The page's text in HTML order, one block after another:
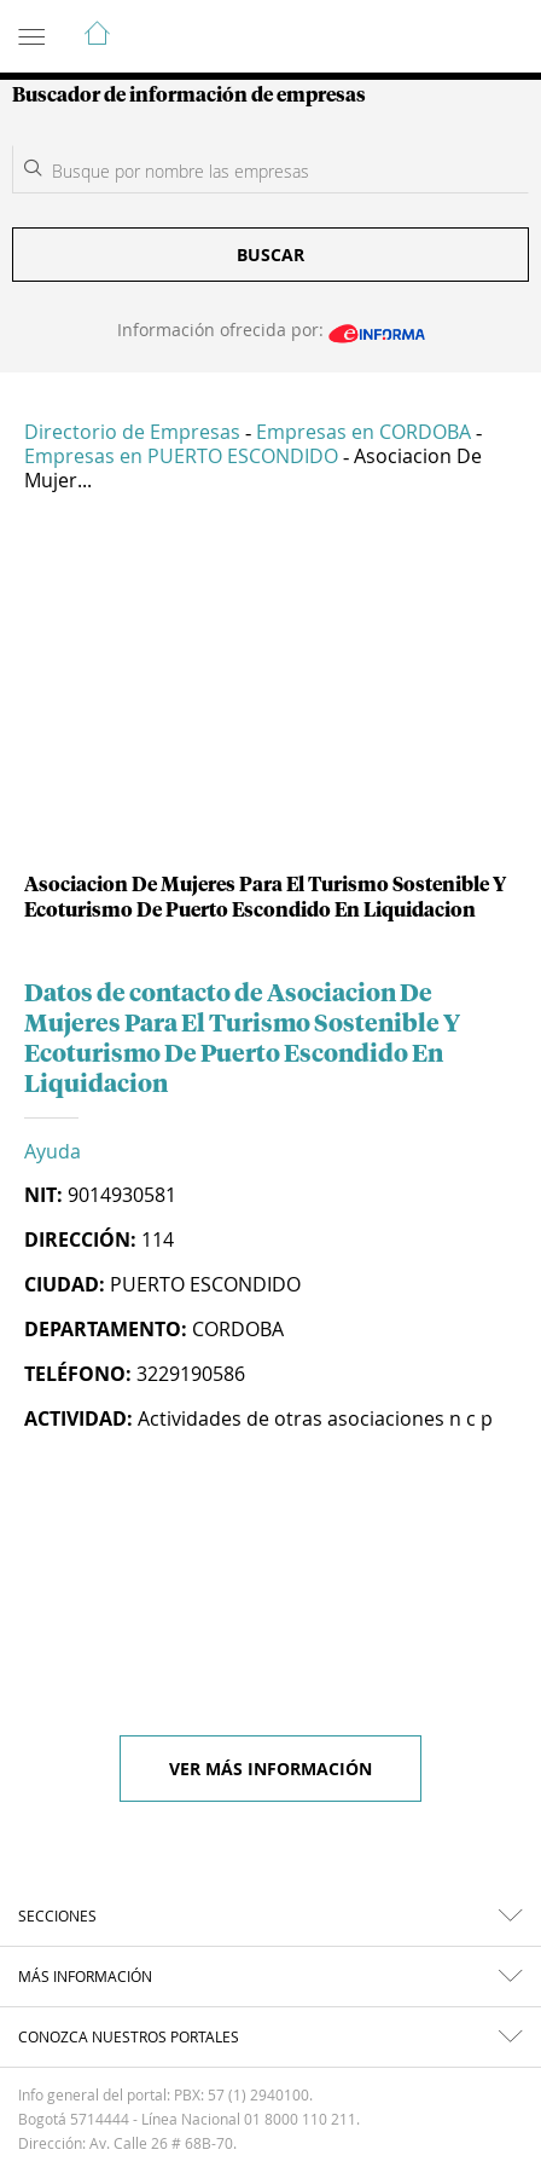
Guía de Empresas Colombianas
Buscador de información de empresas
BUSCAR
Información ofrecida por:
Directorio de Empresas - Empresas en CORDOBA -
Empresas en PUERTO ESCONDIDO - Asociacion De
Mujer...
Asociacion De Mujeres Para El Turismo Sostenible Y
Ecoturismo De Puerto Escondido En Liquidacion
Datos de contacto de Asociacion De
Mujeres Para El Turismo Sostenible Y
Ecoturismo De Puerto Escondido En
Liquidacion
Ayuda
NIT: 9014930581
DIRECCIÓN: 114
CIUDAD: PUERTO ESCONDIDO
DEPARTAMENTO: CORDOBA
TELÉFONO: 3229190586
ACTIVIDAD: Actividades de otras asociaciones n c p
VER MÁS INFORMACIÓN
SECCIONES
MÁS INFORMACIÓN
CONOZCA NUESTROS PORTALES
Info general del portal: PBX: 57 (1) 2940100.
Bogotá 5714444 - Línea Nacional 01 8000 110 211.
Dirección: Av. Calle 26 # 68B-70.